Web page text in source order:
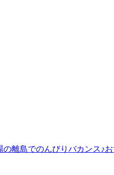
離島でのんびりバカンス♪